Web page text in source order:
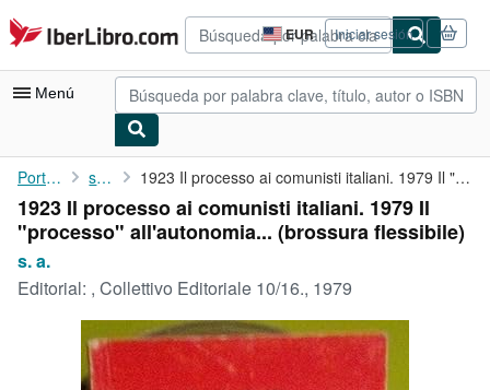
Pasar al contenido principal
IberLibro.com EUR
Preferencias
de
compra
del
Iniciar sesión
Menú
Mi cuenta
Consultar mis pedidos
Colecciones
Arte y coleccionismo
Portada s. a. 1923 Il processo ai comunisti italiani. 1979 Il "processo" ...
1923 Il processo ai comunisti italiani. 1979 Il
"processo" all'autonomia... (brossura flessibile)
s. a.
Editorial: , Collettivo Editoriale 10/16., 1979